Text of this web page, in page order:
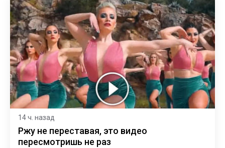
14 ч. назад
Ржу не переставая, это видео
пересмотришь не раз